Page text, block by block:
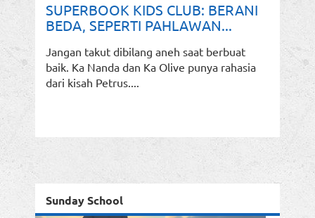
SUPERBOOK KIDS CLUB: BERANI
BEDA, SEPERTI PAHLAWAN...
Jangan takut dibilang aneh saat berbuat
baik. Ka Nanda dan Ka Olive punya rahasia
dari kisah Petrus....
Sunday School